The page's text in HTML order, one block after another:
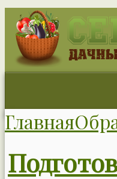
Главная